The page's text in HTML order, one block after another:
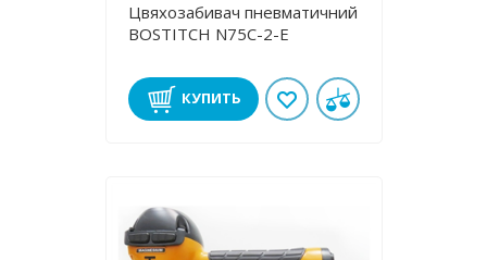
Цвяхозабивач пневматичний
BOSTITCH N75C-2-E
КУПИТЬ